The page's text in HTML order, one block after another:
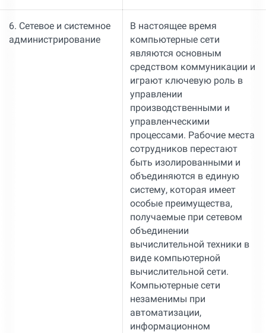
6. Сетевое и системное
администрирование
В настоящее время
компьютерные сети
являются основным
средством коммуникации и
играют ключевую роль в
управлении
производственными и
управленческими
процессами. Рабочие места
сотрудников перестают
быть изолированными и
объединяются в единую
систему, которая имеет
особые преимущества,
получаемые при сетевом
объединении
вычислительной техники в
виде компьютерной
вычислительной сети.
Компьютерные сети
незаменимы при
автоматизации,
информационном